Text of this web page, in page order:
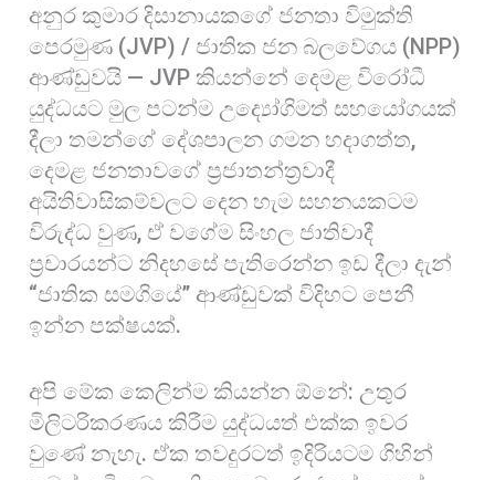
අනුර කුමාර දිසානායකගේ ජනතා විමුක්ති
පෙරමුණ (JVP) / ජාතික ජන බලවේගය (NPP)
ආණ්ඩුවයි — JVP කියන්නේ දෙමළ විරෝධී
යුද්ධයට මුල පටන්ම උද්‍යෝගිමත් සහයෝගයක්
දීලා තමන්ගේ දේශපාලන ගමන හදාගත්ත,
දෙමළ ජනතාවගේ ප්‍රජාතන්ත්‍රවාදී
අයිතිවාසිකම්වලට දෙන හැම සහනයකටම
විරුද්ධ වුණ, ඒ වගේම සිංහල ජාතිවාදී
ප්‍රචාරයන්ට නිදහසේ පැතිරෙන්න ඉඩ දීලා දැන්
“ජාතික සමගියේ” ආණ්ඩුවක් විදිහට පෙනී
ඉන්න පක්ෂයක්.
අපි මේක කෙලින්ම කියන්න ඕනේ: උතුර
මිලිටරිකරණය කිරීම යුද්ධයත් එක්ක ඉවර
වුණේ නැහැ. ඒක තවදුරටත් ඉදිරියටම ගිහින්